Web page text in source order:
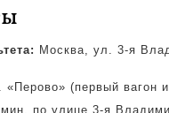
Москва, ул. 3-я
«Перово» (первый вагон
по улице 3-я